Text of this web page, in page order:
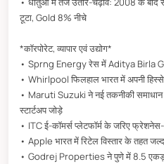
टूटा, Gold 8% नीचे
*कॉरपोरेट, व्यापार एवं उद्योग*
• Sprng Energy रेस में Aditya Birla
• Whirlpool फिलहाल भारत में अपनी
• Maruti Suzuki ने नई तकनीकी
स्टार्टअप जोड़े
• ITC ई-कॉमर्स प्लेटफॉर्म के जरिए
• Apple भारत में रिटेल विस्तार के तहत
• Godrej Properties ने पुणे में 8.5 एकड़